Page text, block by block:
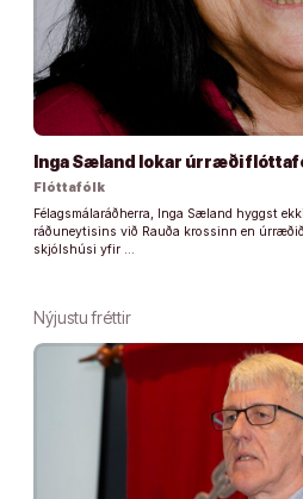
Inga Sæland lokar úrræði
Flóttafólk
Félagsmálaráðherra, Inga Sæland hyggst
ráðuneytisins við Rauða krossinn en
skjólshúsi yfir …
Nýjustu fréttir